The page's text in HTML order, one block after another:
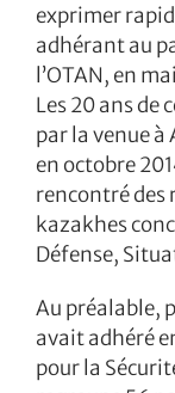
exprimer
adhérant au
l’OTAN, en
Les 20 ans de
par la venue à
en octobre
rencontré des
kazakhes
Défense,
Au préalable,
avait adhéré
pour la